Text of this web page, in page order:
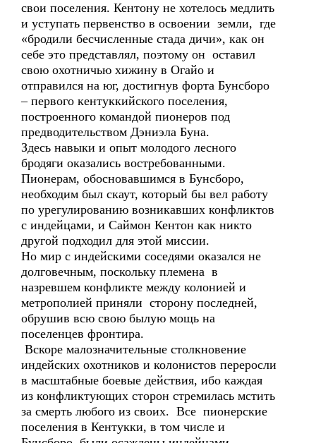
свои поселения. Кентону не хотелось медлить
и уступать первенство в освоении земли, где
«бродили бесчисленные стада дичи», как он
себе это представлял, поэтому он оставил
свою охотничью хижину в Огайо и
отправился на юг, достигнув форта Бунсборо
– первого кентуккийского поселения,
построенного командой пионеров под
предводительством Дэниэла Буна.
Здесь навыки и опыт молодого лесного
бродяги оказались востребованными.
Пионерам, обосновавшимся в Бунсборо,
необходим был скаут, который бы вел работу
по урегулированию возникавших конфликтов
с индейцами, и Саймон Кентон как никто
другой подходил для этой миссии.
Но мир с индейскими соседями оказался не
долговечным, поскольку племена в
назревшем конфликте между колонией и
метрополией приняли сторону последней,
обрушив всю свою былую мощь на
поселенцев фронтира.
Вскоре малозначительные столкновение
индейских охотников и колонистов переросли
в масштабные боевые действия, ибо каждая
из конфликтующих сторон стремилась мстить
за смерть любого из своих. Все пионерские
поселения в Кентукки, в том числе и